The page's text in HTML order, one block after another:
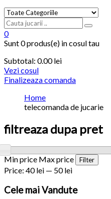
0
Sunt0 produs(e) in cosul tau
Subtotal: 0.00lei
Vezi cosul
Finalizeaza comanda
Home
telecomanda de jucarie
filtreaza dupa pret
Min price Max price Filter
Price: 40 lei — 50 lei
Celemai Vandute